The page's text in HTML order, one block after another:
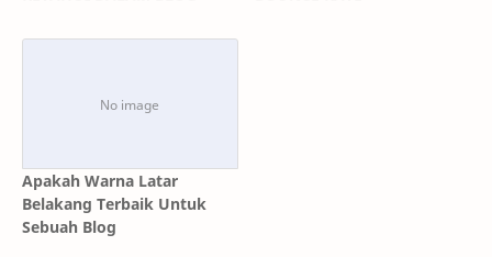
Apakah Warna Latar
Belakang Terbaik Untuk
Sebuah Blog